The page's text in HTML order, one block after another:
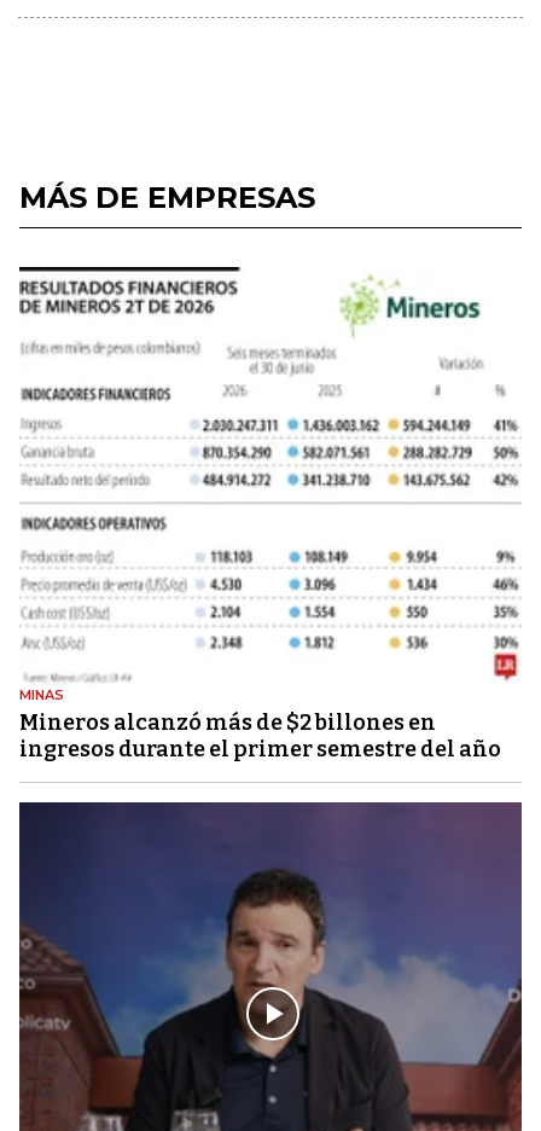
MÁS DE EMPRESAS
MINAS
Mineros alcanzó más de $2 billones en
ingresos durante el primer semestre del año